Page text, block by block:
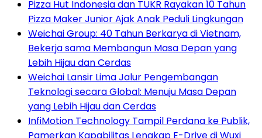
Pizza Hut Indonesia dan TUKR Rayakan 10 Tahun
Pizza Maker Junior Ajak Anak Peduli Lingkungan
Weichai Group: 40 Tahun Berkarya di Vietnam,
Bekerja sama Membangun Masa Depan yang
Lebih Hijau dan Cerdas
Weichai Lansir Lima Jalur Pengembangan
Teknologi secara Global: Menuju Masa Depan
yang Lebih Hijau dan Cerdas
InfiMotion Technology Tampil Perdana ke Publik,